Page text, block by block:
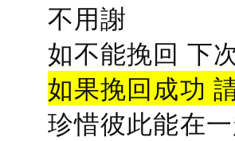
不用謝
如不能挽回 下
如果挽回成功
珍惜彼此能在